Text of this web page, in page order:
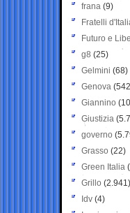
frana (9)
Fratelli
Futuro e
g8 (25)
Gelmini (68)
Genova
Giannino
Giustizia
governo
Grasso (22)
Green Italia
Grillo (2.941)
Idv (4)